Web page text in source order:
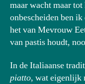
maar wacht maar
onbescheiden ben
het van Mevrouw
van pastis houdt,
In de Italiaanse
piatto, wat eigenlijk